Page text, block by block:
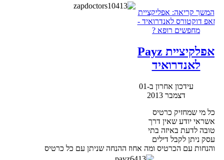
המשך קריאה: אפליקציית
זאפ דוקטורס לאנדרואיד -
מחפשים רופא ?
אפלקיציית Payz
לאנדרואיד
עידכון אחרון ב-01
דצמבר 2013
כל מי שמחזיק כרטיס
אשראי יודע שאין דרך
טובה לדעת באיזה בתי
עסק ניתן לקבל דילים
והנחות עם הכרטיס ומה אחוז ההנחה שניתן עם כל כרטיס